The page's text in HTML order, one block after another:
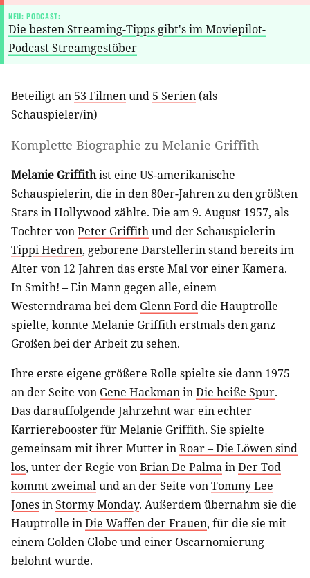
NEU: PODCAST:
Die besten Streaming-Tipps gibt's im Moviepilot-
Podcast Streamgestöber
Beteiligt an 53 Filmenund 5 Serien (als
Schauspieler/in)
Komplette Biographie zu Melanie Griffith
Melanie Griffithist eine US-amerikanische
Schauspielerin, die in den 80er-Jahren zu den größten
Stars in Hollywood zählte. Die am 9. August 1957, als
Tochter vonPeter Griffithund der Schauspielerin
Tippi Hedren, geborene Darstellerin stand bereits im
Alter von 12 Jahren das erste Mal vor einer Kamera.
In Smith! – Ein Mann gegen alle, einem
Westerndrama bei dem Glenn Ford die Hauptrolle
spielte, konnte Melanie Griffith erstmals den ganz
Großen bei der Arbeit zu sehen.
Ihre erste eigene größere Rolle spielte sie dann 1975
an der Seite von Gene HackmaninDie heiße Spur.
Das darauffolgende Jahrzehnt war ein echter
Karrierebooster für Melanie Griffith. Sie spielte
gemeinsam mit ihrer Mutter inRoar – Die Löwen sind
los, unter der Regie vonBrian De PalmainDer Tod
kommt zweimalund an der Seite vonTommy Lee
JonesinStormy Monday. Außerdem übernahm sie die
Hauptrolle inDie Waffen der Frauen, für die sie mit
einem Golden Globe und einer Oscarnomierung
belohnt wurde.